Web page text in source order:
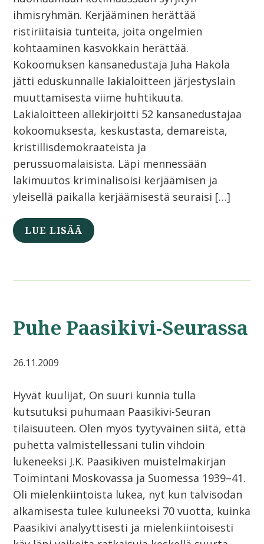
ihmisryhmän. Kerjääminen herättää
ristiriitaisia tunteita, joita ongelmien
kohtaaminen kasvokkain herättää.
Kokoomuksen kansanedustaja Juha Hakola
jätti eduskunnalle lakialoitteen järjestyslain
muuttamisesta viime huhtikuuta.
Lakialoitteen allekirjoitti 52 kansanedustajaa
kokoomuksesta, keskustasta, demareista,
kristillisdemokraateista ja
perussuomalaisista. Läpi mennessään
lakimuutos kriminalisoisi kerjäämisen ja
yleisellä paikalla kerjäämisestä seuraisi […]
LUE LISÄÄ
Puhe Paasikivi-Seurassa
26.11.2009
Hyvät kuulijat, On suuri kunnia tulla
kutsutuksi puhumaan Paasikivi-Seuran
tilaisuuteen. Olen myös tyytyväinen siitä, että
puhetta valmistellessani tulin vihdoin
lukeneeksi J.K. Paasikiven muistelmakirjan
Toimintani Moskovassa ja Suomessa 1939–41.
Oli mielenkiintoista lukea, nyt kun talvisodan
alkamisesta tulee kuluneeksi 70 vuotta, kuinka
Paasikivi analyyttisesti ja mielenkiintoisesti